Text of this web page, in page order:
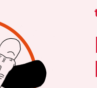
Euro hat
nah an
der AfD
die AfD. Und